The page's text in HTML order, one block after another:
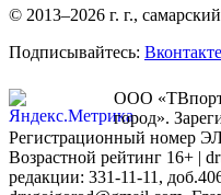
© 2013–2026 г. г.,
Подписывайтесь: Вконтакте
ООО
город».
Регистрационный номер
Возрастной рейтинг 16+ |
редакции: 331-11-11,